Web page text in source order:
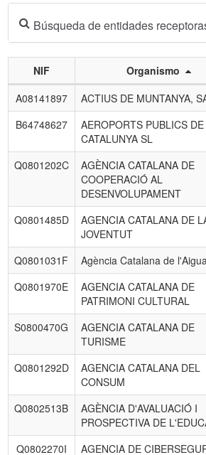
Búsqueda de entidades
Listado
de
entidades
NIF Organismo
A08141897
ACTIUS DE MUNTANYA,
B64748627
AEROPORTS PUBLICS DE
CATALUNYA SL
Q0801202C
AGÈNCIA CATALANA DE
COOPERACIÓ AL
DESENVOLUPAMENT
Q0801485D
AGENCIA CATALANA DE
JOVENTUT
Q0801031F Agència Catalana de
Q0801970E
AGENCIA CATALANA DE
PATRIMONI CULTURAL
S0800470G
AGENCIA CATALANA DE
TURISME
Q0801292D
AGENCIA CATALANA DEL
CONSUM
Q0802513B
AGÈNCIA D'AVALUACIÓ I
PROSPECTIVA DE
Q0802270I
AGENCIA DE